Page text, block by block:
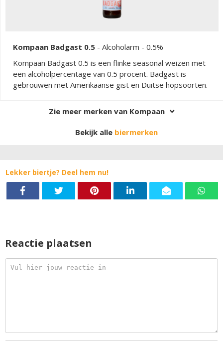
Kompaan Badgast 0.5 - Alcoholarm - 0.5%
Kompaan Badgast 0.5 is een flinke seasonal weizen met
een alcoholpercentage van 0.5 procent. Badgast is
gebrouwen met Amerikaanse gist en Duitse hopsoorten.
Zie meer merken van Kompaan
Bekijk alle biermerken
Lekker biertje? Deel hem nu!
Reactie plaatsen